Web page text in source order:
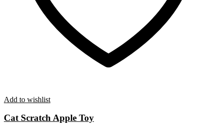
Add to wishlist
Cat Scratch Apple Toy